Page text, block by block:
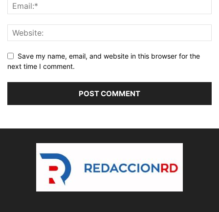
Save my name, email, and website in this browser for the
next time I comment.